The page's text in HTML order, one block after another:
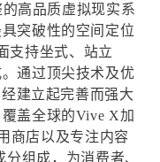
高品质虚拟现实系
突破性的空间定位
支持坐式、站立
通过顶尖技术及优
建立起完善而强大
盖全球的Vive X加
商店以及专注内容
组成，为消费者、